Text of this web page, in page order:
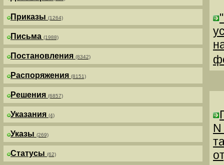
Приказы (1264)
Письма (1988)
Постановления (8342)
Распоряжения (8151)
Решения (6857)
Указания (4)
Указы (269)
Статусы (62)